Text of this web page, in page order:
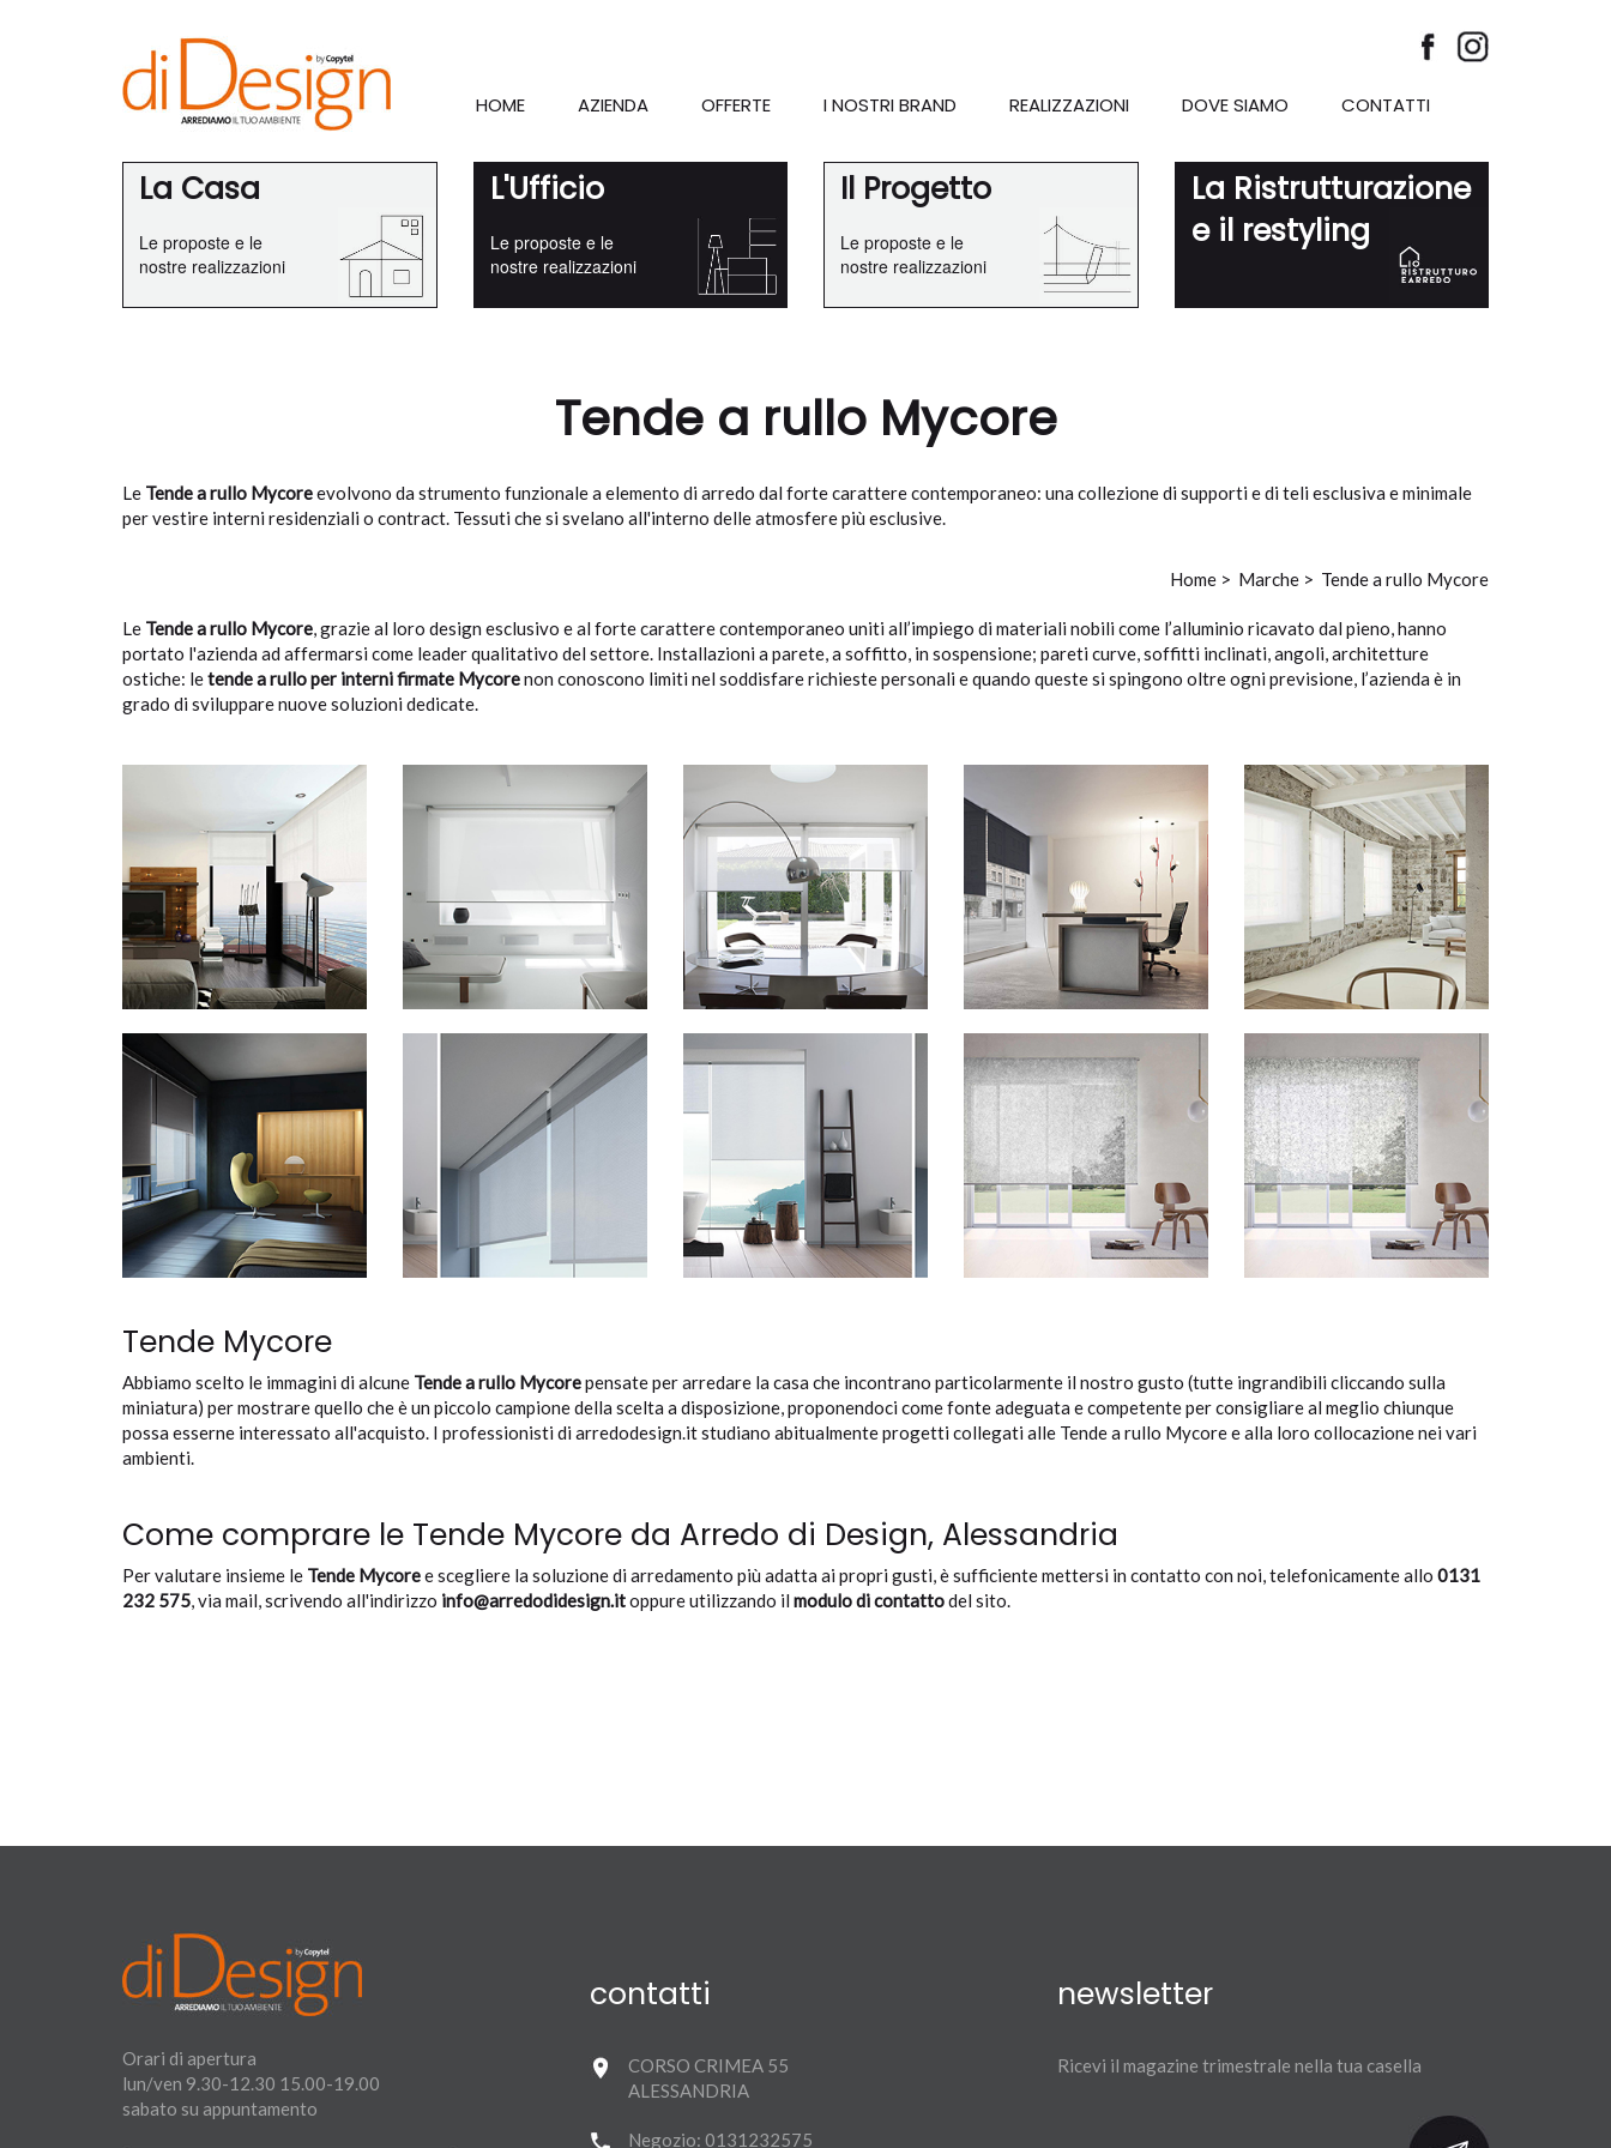
HOME AZIENDA OFFERTE I NOSTRI BRAND REALIZZAZIONI DOVE SIAMO CONTATTI
La Casa
Le proposte e le
nostre realizzazioni
L'Ufficio
Le proposte e le
nostre realizzazioni
Il Progetto
Le proposte e le
nostre realizzazioni
La Ristrutturazione
e il restyling
Tende a rullo Mycore
Le Tende a rullo Mycoreevolvono da strumento funzionale a elemento di arredo dal forte carattere contemporaneo: una collezione di supporti e di teli esclusiva e minimale
per vestire interni residenziali o contract. Tessuti che si svelano all'interno delle atmosfere più esclusive.
Tende a rullo Mycore
Marche >
Home >
Le Tende a rullo Mycore, grazie al loro design esclusivo e al forte carattere contemporaneo uniti all’impiego di materiali nobili come l’alluminio ricavato dal pieno, hanno
portato l'azienda ad affermarsi come leader qualitativo del settore. Installazioni a parete, a soffitto, in sospensione; pareti curve, soffitti inclinati, angoli, architetture
ostiche: letende a rullo per interni firmate Mycorenon conoscono limiti nel soddisfare richieste personali e quando queste si spingono oltre ogni previsione, l’azienda è in
grado di sviluppare nuove soluzioni dedicate.
Tende Mycore
Abbiamo scelto le immagini di alcune Tende a rullo Mycorepensate per arredare la casa che incontrano particolarmente il nostro gusto (tutte ingrandibili cliccando sulla
miniatura) per mostrare quello che è un piccolo campione della scelta a disposizione, proponendoci come fonte adeguata e competente per consigliare al meglio chiunque
possa esserne interessato all'acquisto. I professionisti di arredodesign.it studiano abitualmente progetti collegati alle Tende a rullo Mycore e alla loro collocazione nei vari
ambienti.
Come comprare le Tende Mycore da Arredo di Design, Alessandria
Per valutare insieme le Tende Mycoree scegliere la soluzione di arredamento più adatta ai propri gusti, è sufficiente mettersi in contatto con noi, telefonicamente allo 0131
232 575, via mail, scrivendo all'indirizzo info@arredodidesign.itoppure utilizzando il modulo di contattodel sito.
Orari di apertura
lun/ven 9.30-12.30 15.00-19.00
sabato su appuntamento
contatti
CORSO CRIMEA 55
ALESSANDRIA
Negozio:0131232575
newsletter
Ricevi il magazine trimestrale nella tua casella